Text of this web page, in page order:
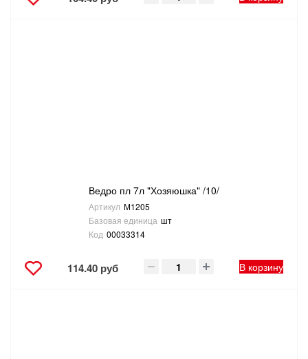
Ведро пл 7л "Хозяюшка" /10/
Артикул М1205
Базовая единица шт
Код 00033314
114.40 руб В корзину